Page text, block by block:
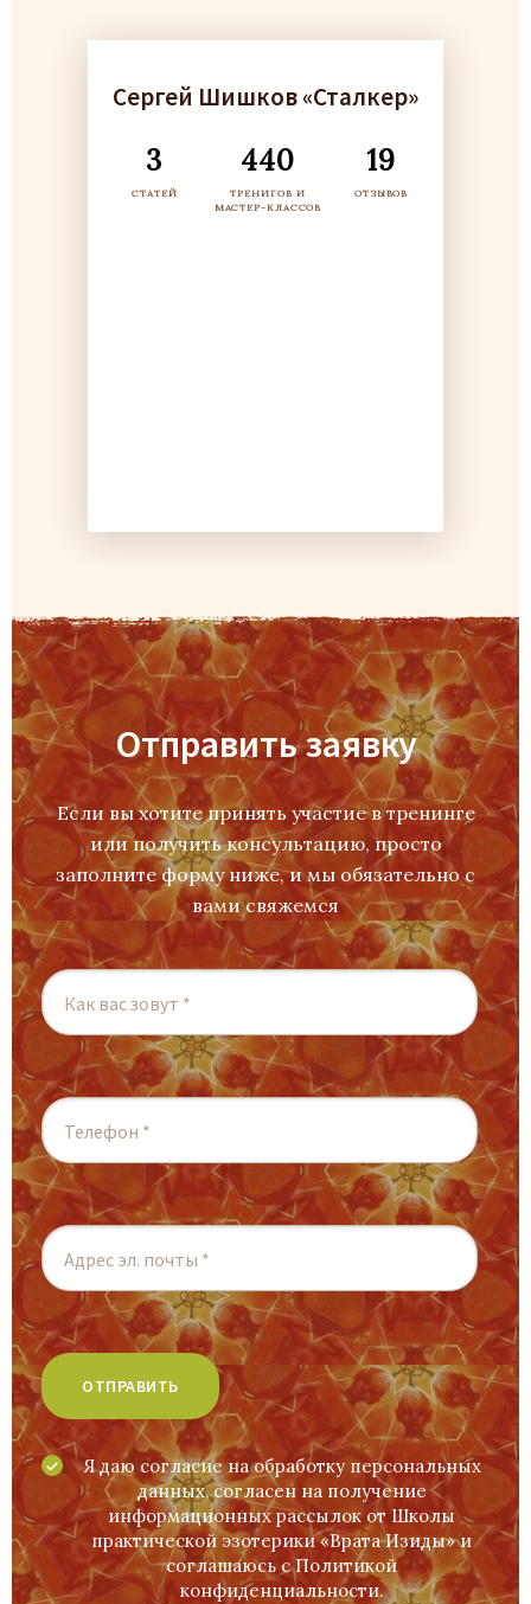
Сергей Шишков «Сталкер»
3
СТАТЕЙ
440
ТРЕНИГОВ И
МАСТЕР-КЛАССОВ
19
ОТЗЫВОВ
Отправить заявку
Если вы хотите принять участие в тренинге
или получить консультацию, просто
заполните форму ниже, и мы обязательно с
вами свяжемся
Я даю согласие на обработку персональных
данных, согласен на получение
информационных рассылок от Школы
практической эзотерики «Врата Изиды» и
соглашаюсь cПолитикой
конфиденциальности.